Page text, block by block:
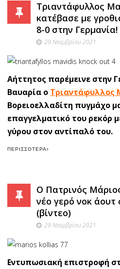
Τριαντάφυλλος
κατέβασε με
8-0 στην Γερμανία!
29 Νοεμβρίου 2021
Αήττητος παρέμεινε στην
Βαυαρία ο Τριαντάφυλλος
Βορειοελλαδίτη πυγμάχο
επαγγελματικό του ρεκόρ
γύρου στον αντίπαλό του.
ΠΕΡΙΣΣΌΤΕΡΑ
Ο Πατρινός
νέο γερό νοκ άουτ
(βίντεο)
29 Νοεμβρίου 2021
Εντυπωσιακή επιστροφή